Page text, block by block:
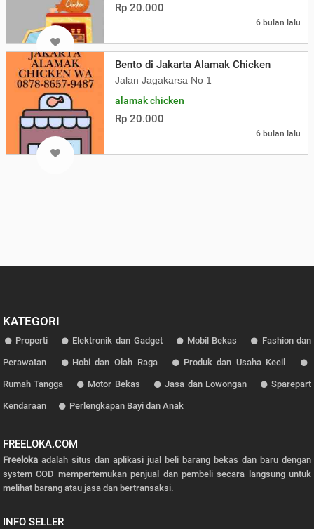
Rp 20.000
6 bulan lalu
Bento di Jakarta Alamak Chicken
Jalan Jagakarsa No 1
alamak chicken
Rp 20.000
6 bulan lalu
KATEGORI
Properti Elektronik dan Gadget Mobil Bekas Fashion dan
Perawatan Hobi dan Olah Raga Produk dan Usaha Kecil
Rumah Tangga Motor Bekas Jasa dan Lowongan Sparepart
Kendaraan Perlengkapan Bayi dan Anak
FREELOKA.COM
Freelokaadalah situs dan aplikasi jual beli barang bekas dan baru dengan
system COD mempertemukan penjual dan pembeli secara langsung untuk
melihat barang atau jasa dan bertransaksi.
INFO SELLER